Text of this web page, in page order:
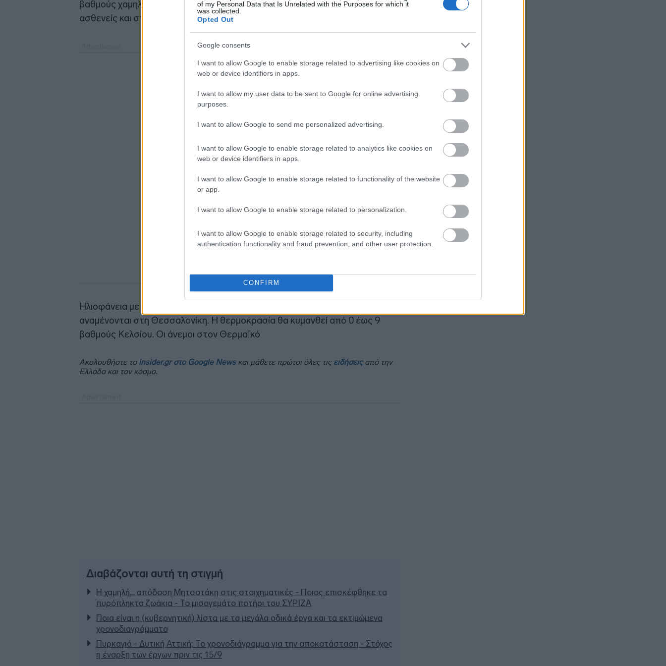
of my Personal Data that Is Unrelated with the Purposes for which it
was collected.
Opted Out
Google consents
I want to allow Google to enable storage related to advertising like cookies on
web or device identifiers in apps.
I want to allow my user data to be sent to Google for online advertising
purposes.
I want to allow Google to send me personalized advertising.
I want to allow Google to enable storage related to analytics like cookies on
web or device identifiers in apps.
I want to allow Google to enable storage related to functionality of the website
or app.
I want to allow Google to enable storage related to personalization.
I want to allow Google to enable storage related to security, including
authentication functionality and fraud prevention, and other user protection.
CONFIRM
βαθμούς χαμηλότερη. Οι άνεμοι θα πνέουν από βορειοδυτικές διευθύνσεις
ασθενείς και στο Σαρωνικό τις βραδινές ώρες σχεδόν μέτριοι 4 μποφόρ.
Ηλιοφάνεια με λίγες νεφώσεις και χαμηλές θερμοκρασίες τις πρωινές ώρες
αναμένονται στη Θεσσαλονίκη. Η θερμοκρασία θα κυμανθεί από 0 έως 9
βαθμούς Κελσίου. Οι άνεμοι στον Θερμαϊκό
Ακολουθήστε το insider.gr στο Google Newsκαι μάθετε πρώτοι όλες τις ειδήσειςαπό την
Ελλάδα και τον κόσμο.
Διαβάζονται αυτή τη στιγμή
Η χαμηλή… απόδοση Μητσοτάκη στις στοιχηματικές - Ποιος επισκέφθηκε τα
πυρόπληκτα ζωάκια - Το μισογεμάτο ποτήρι του ΣΥΡΙΖΑ
Ποια είναι η (κυβερνητική) λίστα με τα μεγάλα οδικά έργα και τα εκτιμώμενα
χρονοδιαγράμματα
Πυρκαγιά - Δυτική Αττική: Το χρονοδιάγραμμα για την αποκατάσταση - Στόχος
η έναρξη των έργων πριν τις 15/9
Γερμανία: Πυρομαχικά μετέφερε το
ΕΕ: «Παραμένουμε ευάλωτοι αν οι
την καλή θέληση γειτονικών χωρών»
παράδεισος όπου ο χρόνος σταματά
Ο ΟΤΕ στους δείκτες FTSE4Good για
Commerzbank: Προχωρά σε buyback
με την UniCredit
Σερβία και Αλβανία, κορυφώνεται το
κύμα καύσωνα
επίδομα ανεργίας για τρίτη
συνεχόμενη εβδομάδα